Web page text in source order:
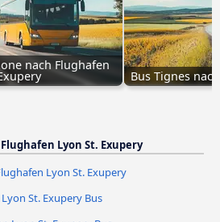
nach Flughafen
Bus Tignes
Lyon St. Exupery
Lyon St. Exupery
St. Exupery Bus